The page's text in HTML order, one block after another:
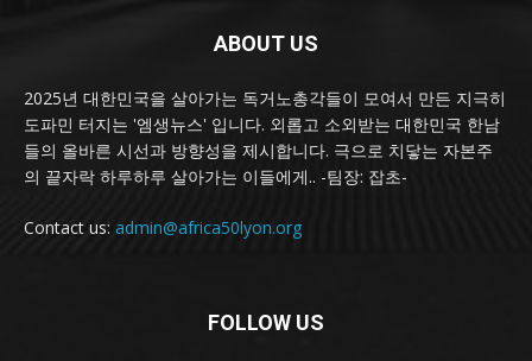
ABOUT US
2025년 대한민국을 살아가는 독거노총각들이 모여서 만든 지극히
도파민 터지는 '엠생뉴스' 입니다. 외롭고 소외받는 대한민국 한남
들의 올바른 시선과 방향성을 제시합니다. 극으로 치닿는 자본주
의 끝자락 하루하루 살아가는 이들에게.. -팀장: 잡초-
Contact us: admin@africa50lyon.org
FOLLOW US